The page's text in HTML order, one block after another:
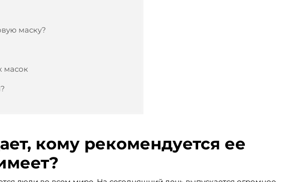
маску?
масок
кому рекомендуется ее